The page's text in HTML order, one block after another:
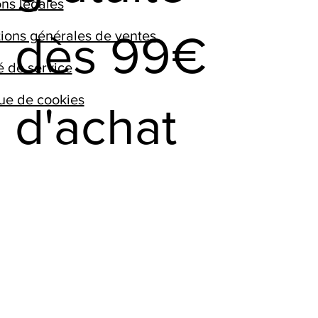
légales​
générales de ventes
de service
de cookies
dès 99€
d'achat